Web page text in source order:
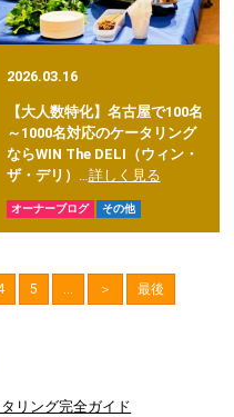
2026.03.16
【大人数特化】名古屋で100名
～1000名対応のケータリング
ならWIN The DELI（ウィン・
ザ・デリ） …詳しく見る
オーナーブログ その他
5 ＞ 最後
リング完全ガイド